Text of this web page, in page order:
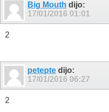
Big Mouth dijo:
17/01/2016 01:01
2
petepte dijo:
17/01/2016 06:27
2